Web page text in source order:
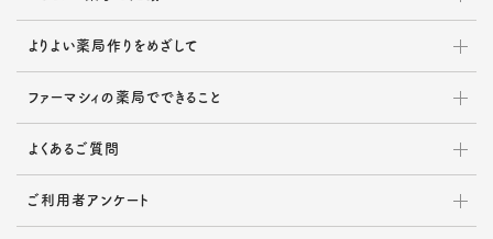
よりよい薬局作りをめざして
ファーマシィの薬局でできること
よくあるご質問
ご利用者アンケート